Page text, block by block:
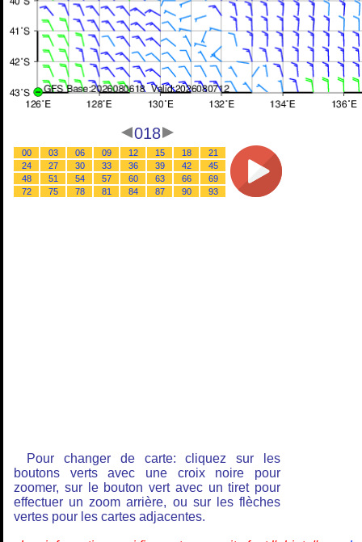
018
00 03 06 09 12 15 18
21
24
27 30 33 36 39 42
45
48
51 54 57 60 63 66
69
72
75 78 81 84 87 90 93
Pour changer de carte: cliquez sur les
boutons verts avec une croix noire pour
zoomer, sur le bouton vert avec un tiret pour
effectuer un zoom arrière, ou sur les flèches
vertes pour les cartes adjacentes.